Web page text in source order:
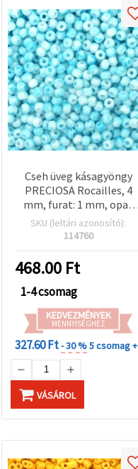
Cseh üveg kásagyöngy
PRECIOSA Rocailles, 4
mm, furat: 1 mm, opak
világoskék mix, 10 g (±160
db)
SKU (leltári azonosító):
114760
468.00 Ft
1-4 csomag
KEDVEZMÉNYEK
MENNYISÉGHEZ
327.60 Ft- 30 %5 csomag +
VÁSÁROL